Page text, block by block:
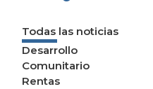
Todas las noticias
Desarrollo
Comunitario
Rentas